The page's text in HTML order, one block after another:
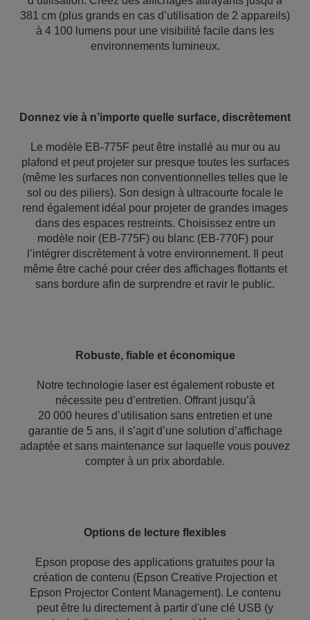
381 cm (plus grands en cas d’utilisation de 2 appareils)
à 4 100 lumens pour une visibilité facile dans les
environnements lumineux.
Donnez vie à n’importe quelle surface, discrètement
Le modèle EB-775F peut être installé au mur ou au
plafond et peut projeter sur presque toutes les surfaces
(même les surfaces non conventionnelles telles que le
sol ou des piliers). Son design à ultracourte focale le
rend également idéal pour projeter de grandes images
dans des espaces restreints. Choisissez entre un
modèle noir (EB-775F) ou blanc (EB-770F) pour
l’intégrer discrètement à votre environnement. Il peut
même être caché pour créer des affichages flottants et
sans bordure afin de surprendre et ravir le public.
Robuste, fiable et économique
Notre technologie laser est également robuste et
nécessite peu d’entretien. Offrant jusqu’à
20 000 heures d’utilisation sans entretien et une
garantie de 5 ans, il s’agit d’une solution d’affichage
adaptée et sans maintenance sur laquelle vous pouvez
compter à un prix abordable.
Options de lecture flexibles
Epson propose des applications gratuites pour la
création de contenu (Epson Creative Projection et
Epson Projector Content Management). Le contenu
peut être lu directement à partir d'une clé USB (y